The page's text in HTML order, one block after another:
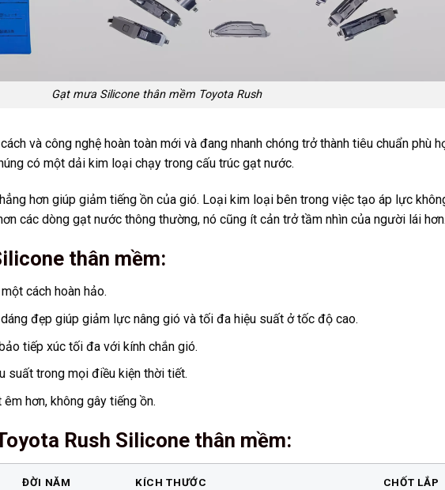
Gạt mưa Silicone thân mềm Toyota Rush
và công nghệ hoàn toàn mới và đang nhanh chóng trở thành tiêu chuẩn phù
có một dải kim loại chạy trong cấu trúc gạt nước.
hơn giúp giảm tiếng ồn của gió. Loại kim loại bên trong việc tạo áp lực
các dòng gạt nước thông thường, nó cũng ít cản trở tầm nhìn của người lái hơn.
thân mềm:
cách hoàn hảo.
đẹp giúp giảm lực nâng gió và tối đa hiệu suất ở tốc độ cao.
tiếp xúc tối đa với kính chắn gió.
suất trong mọi điều kiện thời tiết.
hơn, không gây tiếng ồn.
Rush Silicone thân mềm:
ĐỜI NĂM KÍCH THƯỚC CHỐT LẮP